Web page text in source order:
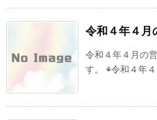
令和４年４月
令和４年４月の
す。 ◉令和４年